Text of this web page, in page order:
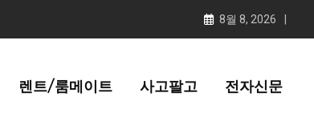
8월 8, 2026
렌트/룸메이트 사고팔고 전자신문